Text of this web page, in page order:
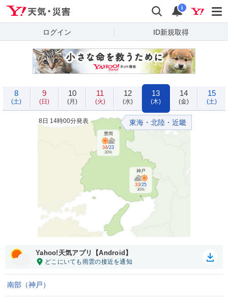
検索 通知
i
ログイン ID新規取得
8
(土)
9
(日)
10
(月)
11
(火)
12
(水)
13
(木)
14
(金)
15
(土)
東海・北陸・近畿
神戸
33/25
30%
豊岡
34/23
30%
8日 14時00分発表
Yahoo!天気アプリ【Android】
南部（神戸）